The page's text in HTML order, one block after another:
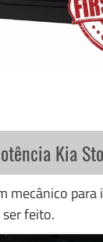
Kia
mecânico
feito.